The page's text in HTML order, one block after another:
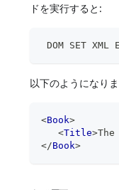
ドを実行すると:
DOM SET
以下のようになり
<Book>
<Title>
</Book>